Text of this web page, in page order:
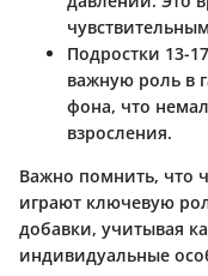
Подростки 13-
важную роль в
фона, что
взросления.
Важно помнить, что
играют ключевую
добавки, учитывая
индивидуальные